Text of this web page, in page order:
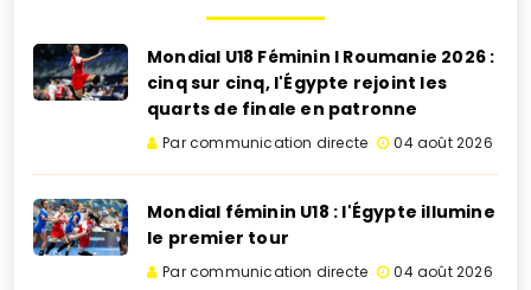
Mondial U18 Féminin I Roumanie 2026 :
cinq sur cinq, l'Égypte rejoint les
quarts de finale en patronne
Par communication directe 04 août 2026
Mondial féminin U18 : l'Égypte illumine
le premier tour
Par communication directe 04 août 2026